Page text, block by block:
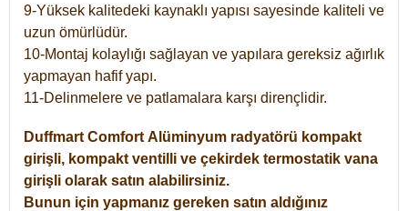
9-Yüksek kalitedeki kaynaklı yapısı sayesinde kaliteli ve
uzun ömürlüdür.
10-Montaj kolaylığı sağlayan ve yapılara gereksiz ağırlık
yapmayan hafif yapı.
11-Delinmelere ve patlamalara karşı dirençlidir.
Duffmart Comfort Alüminyum radyatörü kompakt
girişli, kompakt ventilli ve çekirdek termostatik vana
girişli olarak satın alabilirsiniz.
Bunun için yapmanız gereken satın aldığınız